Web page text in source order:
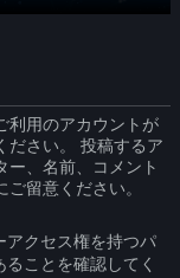
利用のアカウントが
ださい。 投稿するア
ー、名前、コメント
留意ください。
アクセス権を持つパ
ことを確認してく